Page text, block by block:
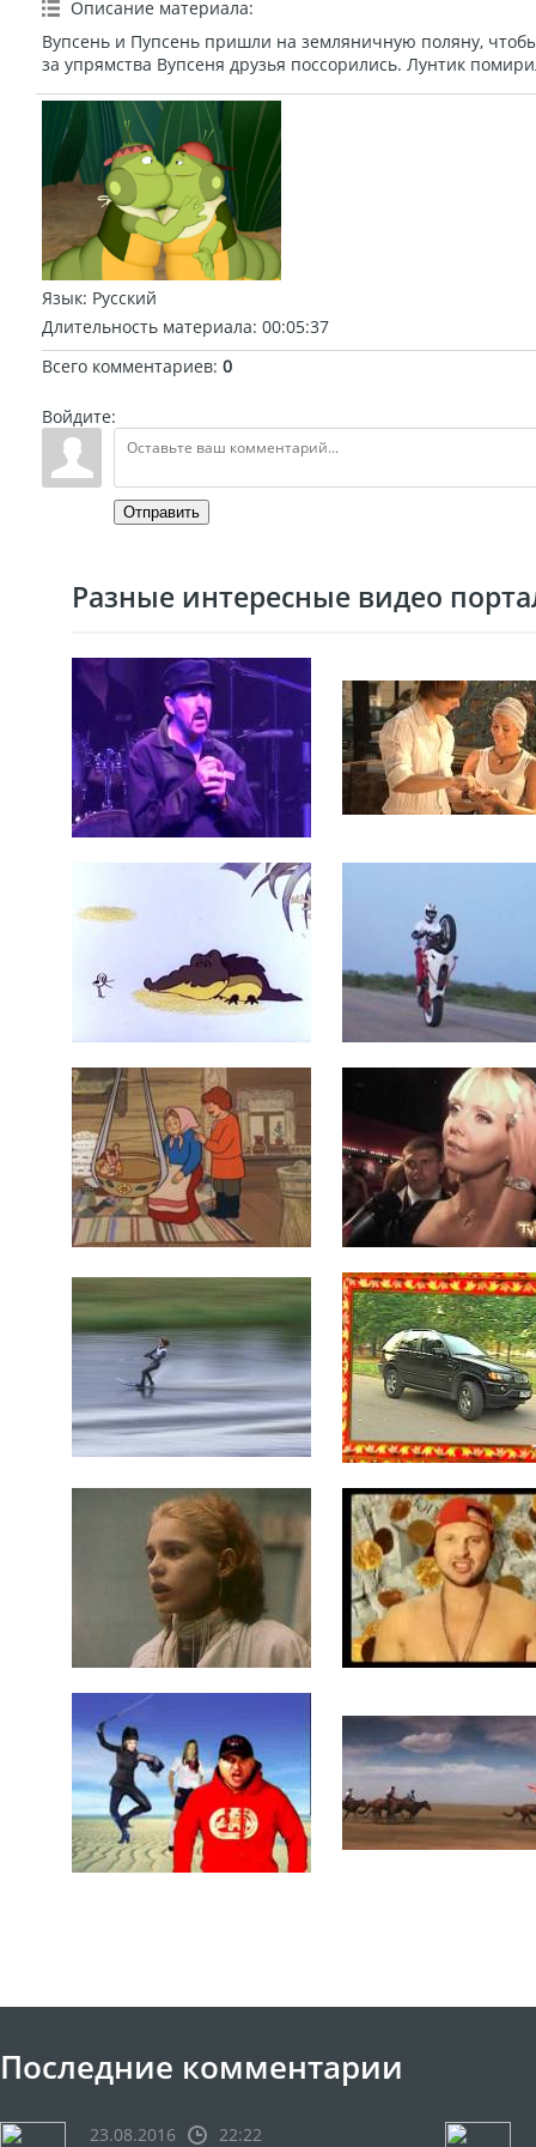
Описание материала:
Вупсень и Пупсень пришли на земляничную поляну,
за упрямства Вупсеня друзья поссорились. Лунтик
Язык: Русский
Длительность материала: 00:05:37
Всего комментариев: 0
Войдите:
Отправить
Разные интересные видео
Последние комментарии
23.08.2016
22:22